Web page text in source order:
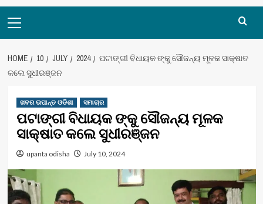
Menu
HOME 10 JULY 2024
ପଟାଙ୍ଗୀ ବିଧାୟକ ଙ୍କୁ ସୌଜନ୍ୟ ମୂଳକ ସାକ୍ଷାତ
କଲେ ସୁଧୀରଞ୍ଜନ
ଖବର ଉପାନ୍ତ ଓଡିଶା ସମାଚାର
ପଟାଙ୍ଗୀ ବିଧାୟକ ଙ୍କୁ ସୌଜନ୍ୟ ମୂଳକ
ସାକ୍ଷାତ କଲେ ସୁଧୀରଞ୍ଜନ
upanta odisha July 10, 2024